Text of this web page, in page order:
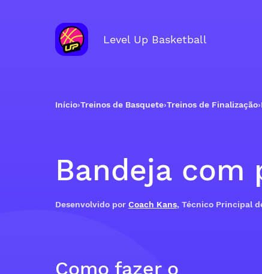
Level Up Basketball
Início›Treinos de Basquete›Treinos de Finalização›
Bandeja com
Desenvolvido por Coach Kans, Técnico Principal
Como fazer o